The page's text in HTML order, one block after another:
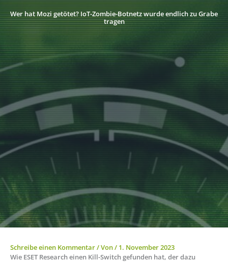
Wer hat Mozi getötet? IoT-Zombie-Botnetz wurde endlich zu Grabe
tragen
Schreibe einen Kommentar/ Von/ 1. November 2023
Wie ESET Research einen Kill-Switch gefunden hat, der dazu